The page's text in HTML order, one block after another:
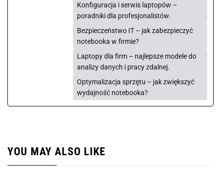
Konfiguracja i serwis laptopów –
poradniki dla profesjonalistów.
Bezpieczeństwo IT – jak zabezpieczyć
notebooka w firmie?
Laptopy dla firm – najlepsze modele do
analizy danych i pracy zdalnej.
Optymalizacja sprzętu – jak zwiększyć
wydajność notebooka?
YOU MAY ALSO LIKE